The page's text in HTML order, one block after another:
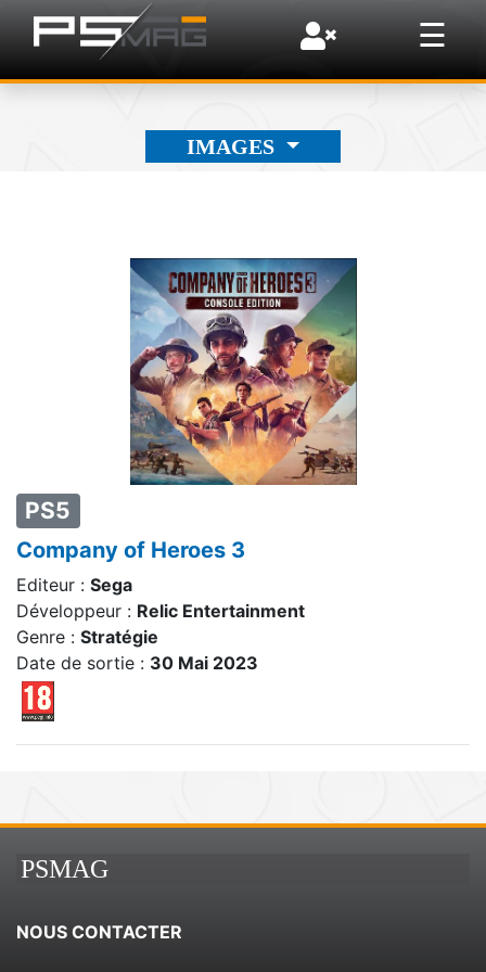
☰
×
IMAGES
PS5
Company of Heroes 3
Editeur : Sega
Développeur : Relic Entertainment
Genre : Stratégie
Date de sortie : 30 Mai 2023
PSMAG
NOUS CONTACTER